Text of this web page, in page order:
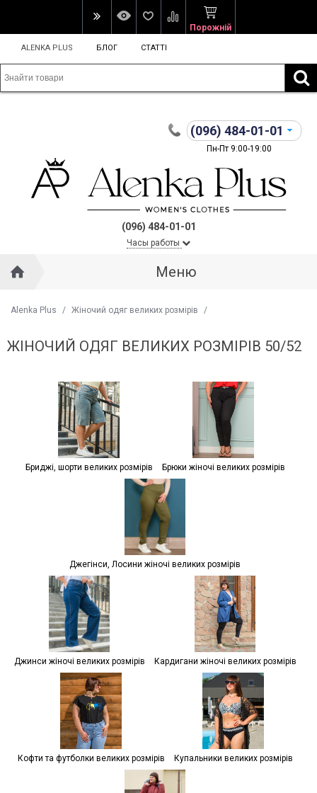
Порожній
ALENKA PLUS БЛОГ СТАТТІ
(096) 484-01-01
Пн-Пт 9:00-19:00
(096) 484-01-01
Часы работы
Меню
Alenka Plus / Жіночий одяг великих розмірів /
ЖІНОЧИЙ ОДЯГ ВЕЛИКИХ РОЗМІРІВ 50/52
Бриджі, шорти великих розмірів Брюки жіночі великих розмірів
Джегінси, Лосини жіночі великих розмірів
Джинси жіночі великих розмірів Кардигани жіночі великих розмірів
Кофти та футболки великих розмірів Купальники великих розмірів